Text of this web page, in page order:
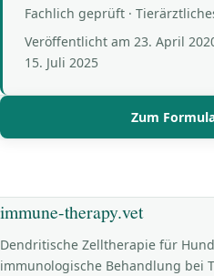
Fachlich geprüft ·
Veröffentlicht am 23. April
15. Juli 2025
Zum
immune-therapy.vet
Dendritische Zelltherapie für
immunologische Behandlung bei